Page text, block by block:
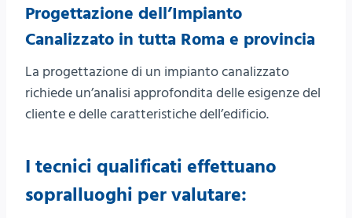
Progettazione dell’Impianto
Canalizzato in tutta Roma e provincia
La progettazione di un impianto canalizzato
richiede un’analisi approfondita delle esigenze del
cliente e delle caratteristiche dell’edificio.
I tecnici qualificati effettuano
sopralluoghi per valutare: